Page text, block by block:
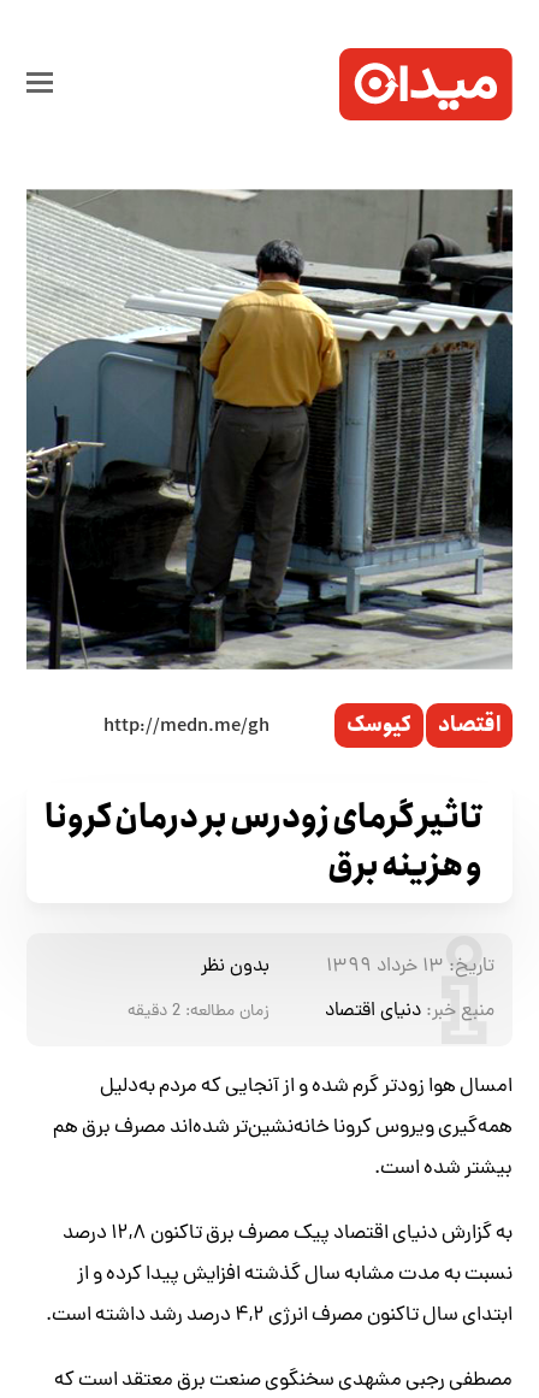
اقتصاد کیوسک
تاثیر گرمای زودرس بر درمان کرونا
و هزینه برق
تاریخ: ۱۳ خرداد ۱۳۹۹
بدون نظر
منبع خبر: دنیای اقتصاد زمان مطالعه: 2دقیقه
امسال هوا زودتر گرم شده و از آنجایی که مردم به‌دلیل
همه‌گیری ویروس کرونا خانه‌نشین‌تر شده‌اند مصرف برق هم
بیشتر شده است.
به گزارش دنیای اقتصاد پیک مصرف برق تاکنون ۱۲,۸ درصد
نسبت به مدت مشابه سال گذشته افزایش پیدا کرده و از
ابتدای سال تاکنون مصرف انرژی ۴,۲ درصد رشد داشته است.
مصطفی رجبی مشهدی سخنگوی صنعت برق معتقد است که